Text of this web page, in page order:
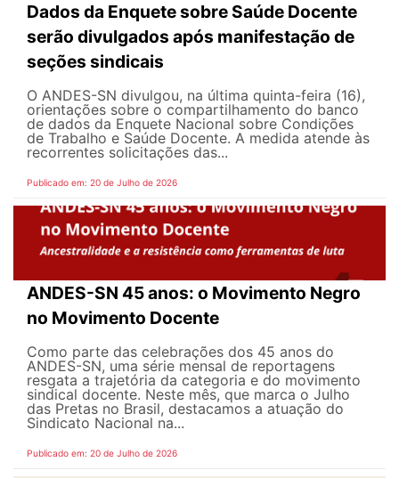
Dados da Enquete sobre Saúde Docente
serão divulgados após manifestação de
seções sindicais
O ANDES-SN divulgou, na última quinta-feira (16),
orientações sobre o compartilhamento do banco
de dados da Enquete Nacional sobre Condições
de Trabalho e Saúde Docente. A medida atende às
recorrentes solicitações das...
Publicado em: 20 de Julho de 2026
ANDES-SN 45 anos: o Movimento Negro
no Movimento Docente
Como parte das celebrações dos 45 anos do
ANDES-SN, uma série mensal de reportagens
resgata a trajetória da categoria e do movimento
sindical docente. Neste mês, que marca o Julho
das Pretas no Brasil, destacamos a atuação do
Sindicato Nacional na...
Publicado em: 20 de Julho de 2026